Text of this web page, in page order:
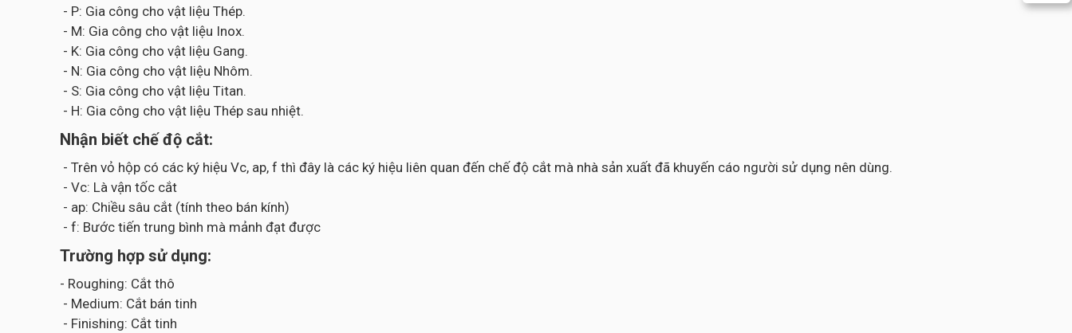
- P: Gia công cho vật liệu Thép.
- M: Gia công cho vật liệu Inox.
- K: Gia công cho vật liệu Gang.
- N: Gia công cho vật liệu Nhôm.
- S: Gia công cho vật liệu Titan.
- H: Gia công cho vật liệu Thép sau nhiệt.
Nhận biết chế độ cắt:
- Trên vỏ hộp có các ký hiệu Vc, ap, f thì đây là các ký hiệu liên quan đến chế độ cắt mà nhà sản xuất đã khuyến cáo người sử dụng nên dùng.
- Vc: Là vận tốc cắt
- ap: Chiều sâu cắt (tính theo bán kính)
- f: Bước tiến trung bình mà mảnh đạt được
Trường hợp sử dụng:
- Roughing: Cắt thô
- Medium: Cắt bán tinh
- Finishing: Cắt tinh